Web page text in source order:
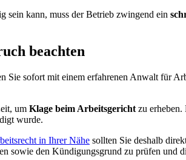
sein kann, muss der Betrieb zwingend ein
beachten
Sie sofort mit einem erfahrenen Anwalt für
um Klage beim Arbeitsgericht zu
wurde.
in Ihrer Nähe sollten Sie deshalb
sowie den Kündigungsgrund zu prüfen und